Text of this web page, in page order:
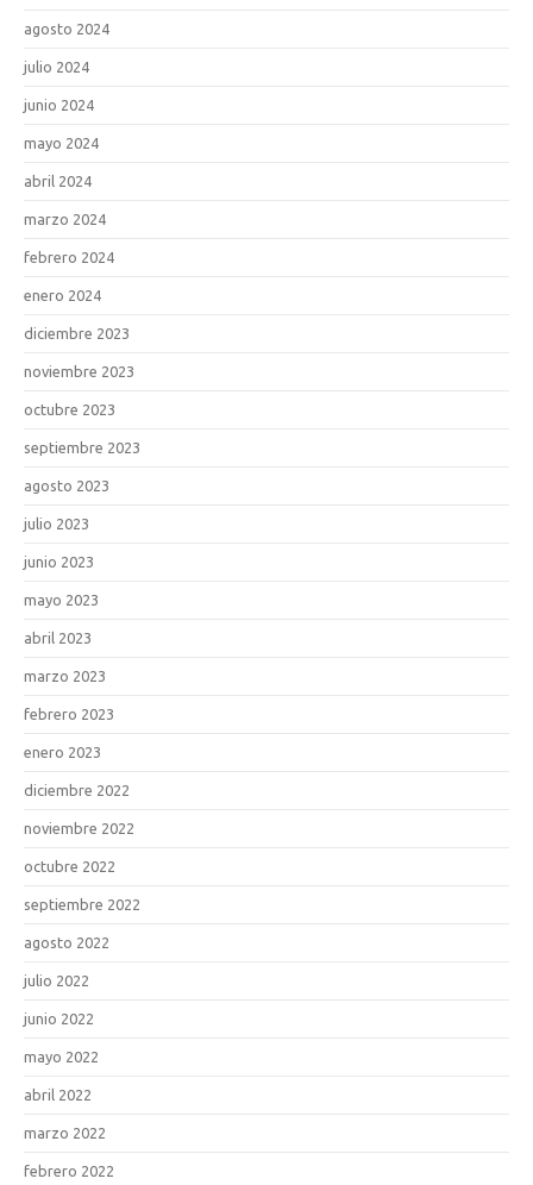
agosto 2024
julio 2024
junio 2024
mayo 2024
abril 2024
marzo 2024
febrero 2024
enero 2024
diciembre 2023
noviembre 2023
octubre 2023
septiembre 2023
agosto 2023
julio 2023
junio 2023
mayo 2023
abril 2023
marzo 2023
febrero 2023
enero 2023
diciembre 2022
noviembre 2022
octubre 2022
septiembre 2022
agosto 2022
julio 2022
junio 2022
mayo 2022
abril 2022
marzo 2022
febrero 2022